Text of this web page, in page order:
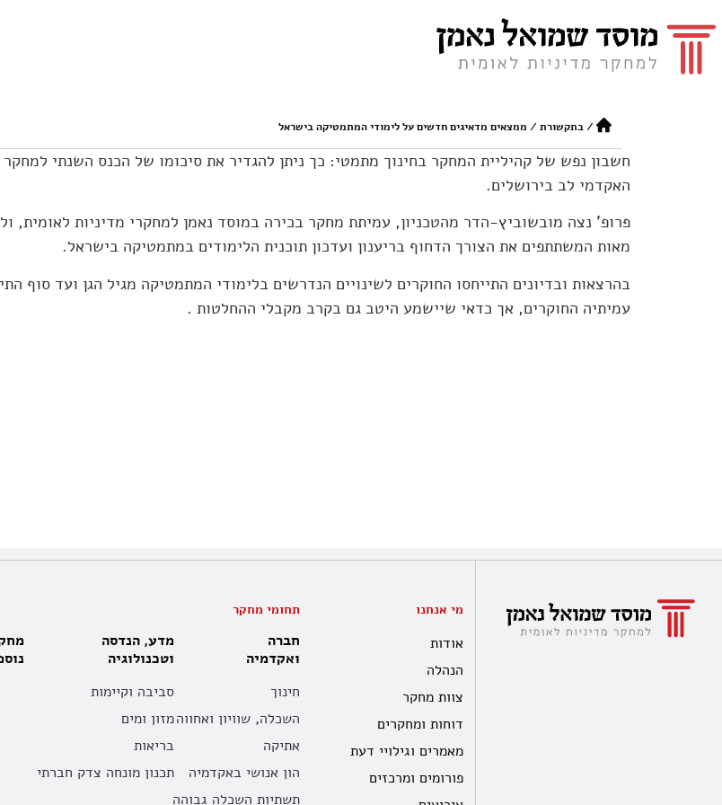
/בתקשורת / ממצאים מדאיגים חדשים על לימודי המתמטיקה בישראל
חשבון נפש של קהיליית המחקר בחינוך מתמטי: כך ניתן להגדיר את סיכומו של הכנס השנתי
האקדמי לב בירושלים.
פרופ' נצה מובשוביץ-הדר מהטכניון, עמיתת מחקר בכירה במוסד נאמן למחקרי מדיניות לאומית,
מאות המשתתפים את הצורך הדחוף בריענון ועדכון תוכנית הלימודים במתמטיקה בישראל.
בהרצאות ובדיונים התייחסו החוקרים לשינויים הנדרשים בלימודי המתמטיקה מגיל הגן ועד
עמיתיה החוקרים, אך כדאי שיישמע היטב גם בקרב מקבלי ההחלטות .
מי אנחנו
אודות
הנהלה
צוות מחקר
דוחות ומחקרים
מאמרים וגילויי דעת
פורומים ומרכזים
תחומי מחקר
חברה
ואקדמיה
חינוך
השכלה, שוויון ואחווה
אתיקה
הון אנושי באקדמיה
תשתיות השכלה גבוהה
מדע, הנדסה
וטכנולוגיה
סביבה וקיימות
מזון ומים
בריאות
תכנון מונחה צדק חברתי